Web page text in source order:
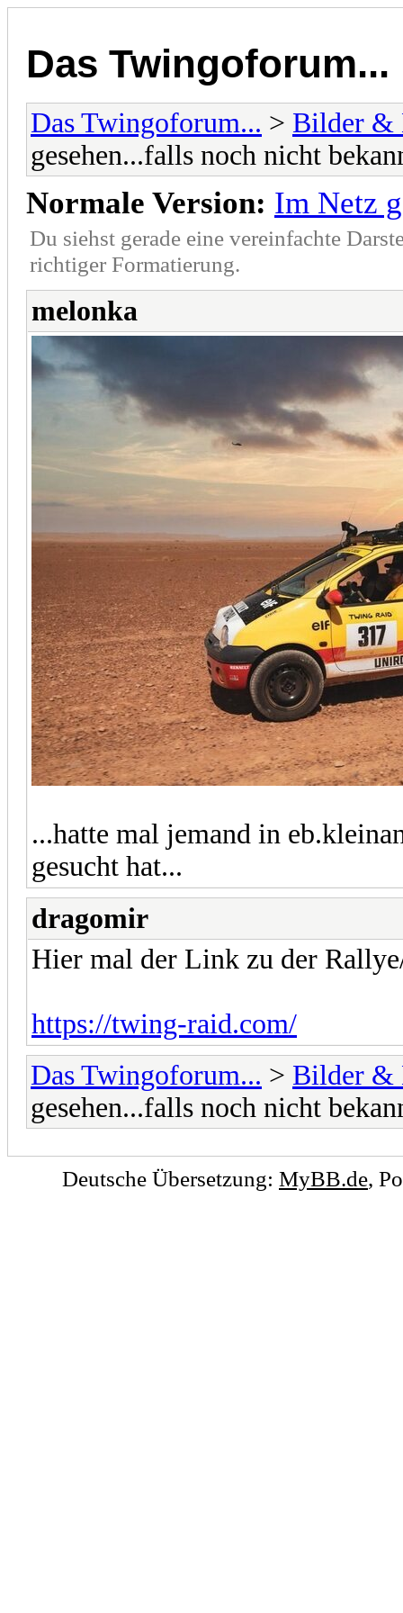
Das Twingoforum...
Das Twingoforum... > Bilder &
gesehen...falls noch nicht
Normale Version: Im Netz
Du siehst gerade eine vereinfachte
richtiger Formatierung.
melonka
...hatte mal jemand in
gesucht hat...
dragomir
Hier mal der Link zu der
https://twing-raid.com/
Das Twingoforum... > Bilder &
gesehen...falls noch nicht
Deutsche Übersetzung: MyBB.de,